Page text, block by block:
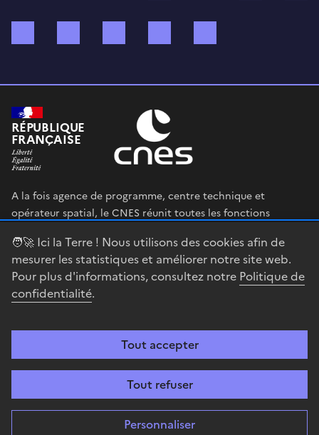
🧑‍🚀 Ici la Terre ! Nous utilisons des cookies afin de
mesurer les statistiques et améliorer notre site web.
Pour plus d'informations, consultez notre Politique de
confidentialité.
Tout accepter
Tout refuser
Personnaliser
RÉPUBLIQUE
FRANÇAISE
A la fois agence de programme, centre technique et
opérateur spatial, le CNES réunit toutes les fonctions
en œuvre sa stratégie spatiale.
legifrance.gouv.fr
gouvernement.fr
Accessibilité : partiellement conforme Mentions légales
Gestion des cookies
Sauf mention explicite de propriété intellectuelle détenue par des tiers,